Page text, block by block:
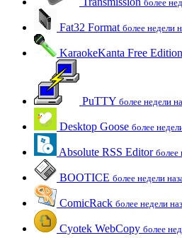
более
Fat32 Format более недели
KaraokeKanta Free Edition
PuTTY более недели
Desktop Goose более
Absolute RSS Editor более
BOOTICE более недели
ComicRack более недели
Cyotek WebCopy более